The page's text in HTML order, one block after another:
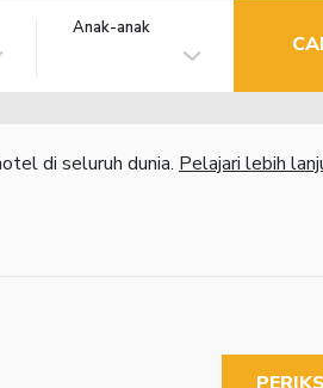
Anak-anak
di seluruh dunia. Pelajari lebih